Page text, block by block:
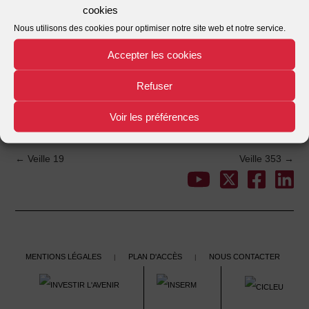
cookies
Nous utilisons des cookies pour optimiser notre site web et notre service.
Accepter les cookies
Refuser
Voir les préférences
Nombre de fichiers
This entry was posted in . Bookmark the.
Post
navigation
← Veille 19 Veille 353 →
Mentions légales | Plan d'accès | Nous contacter